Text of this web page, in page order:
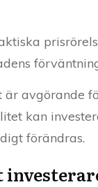
avgörande
kan
förändras.